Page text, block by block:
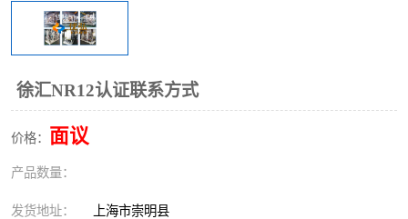
徐汇NR12认证联系方式
价格： 面议
产品数量：
发货地址： 上海市崇明县